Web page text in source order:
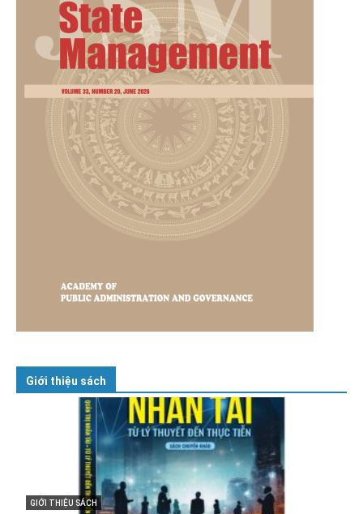
Giới thiệu sách
GIỚI THIỆU SÁCH
Cuốn sách “Tuyệt đối trung thành với Tổ quốc,
với Đảng, Nhà nước và Nhân dân – Sáng ngời